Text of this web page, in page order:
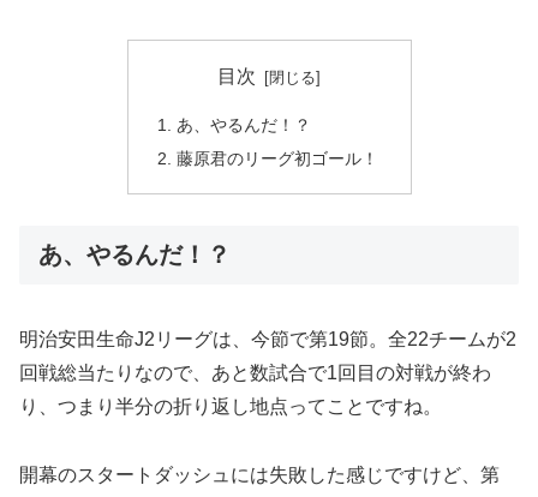
目次
あ、やるんだ！？
藤原君のリーグ初ゴール！
あ、やるんだ！？
明治安田生命J2リーグは、今節で第19節。全22チームが2
回戦総当たりなので、あと数試合で1回目の対戦が終わ
り、つまり半分の折り返し地点ってことですね。
開幕のスタートダッシュには失敗した感じですけど、第